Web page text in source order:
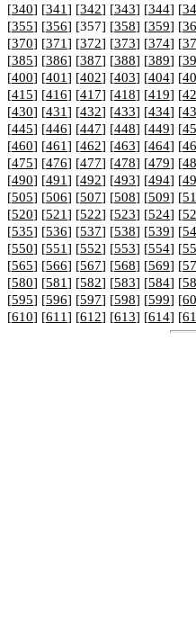
[340] [341] [342] [343] [344] [
[355] [356] [357] [358] [359] [
[370] [371] [372] [373] [374] [
[385] [386] [387] [388] [389] [
[400] [401] [402] [403] [404] [
[415] [416] [417] [418] [419] [
[430] [431] [432] [433] [434] [
[445] [446] [447] [448] [449] [
[460] [461] [462] [463] [464] [
[475] [476] [477] [478] [479] [
[490] [491] [492] [493] [494] [
[505] [506] [507] [508] [509] [
[520] [521] [522] [523] [524] [
[535] [536] [537] [538] [539] [
[550] [551] [552] [553] [554] [
[565] [566] [567] [568] [569] [
[580] [581] [582] [583] [584] [
[595] [596] [597] [598] [599] [
[610] [611] [612] [613] [614] [